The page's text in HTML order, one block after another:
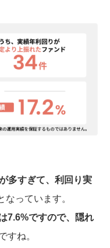
多すぎて、利回り実
なっています。
7.6%ですので、隠れ
すね。